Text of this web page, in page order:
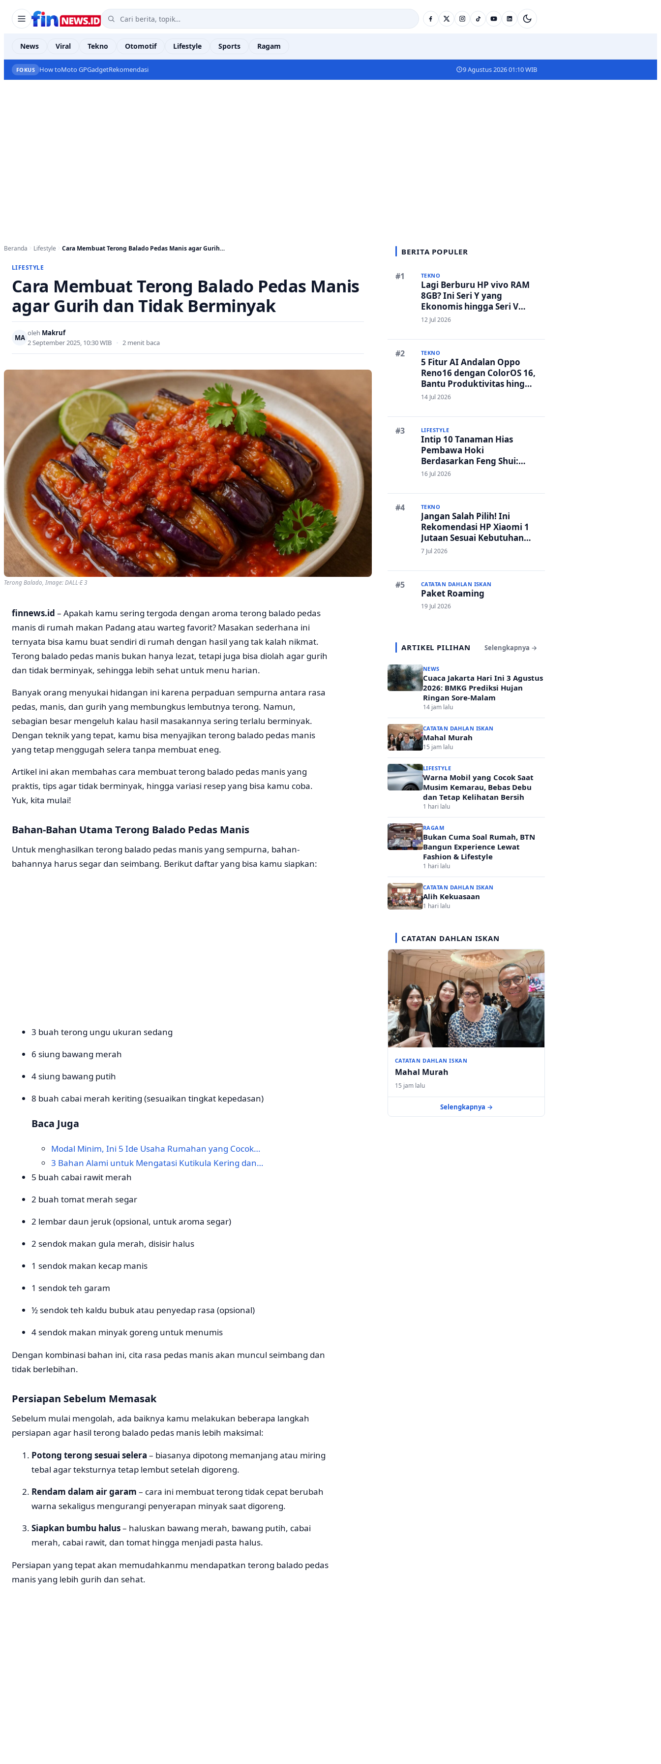
News Viral Tekno Otomotif Lifestyle Sports Ragam
FOKUS How toMoto GPGadgetRekomendasi 9 Agustus 2026 01:10 WIB
Beranda Lifestyle Cara Membuat Terong Balado Pedas Manis agar Gurih…
LIFESTYLE
Cara Membuat Terong Balado Pedas Manis
agar Gurih dan Tidak Berminyak
MA
oleh Makruf
2 September 2025, 10:30 WIB • 2 menit baca
Terong Balado, Image: DALL·E 3
finnews.id – Apakah kamu sering tergoda dengan aroma terong balado pedas
manis di rumah makan Padang atau warteg favorit? Masakan sederhana ini
ternyata bisa kamu buat sendiri di rumah dengan hasil yang tak kalah nikmat.
Terong balado pedas manis bukan hanya lezat, tetapi juga bisa diolah agar gurih
dan tidak berminyak, sehingga lebih sehat untuk menu harian.
Banyak orang menyukai hidangan ini karena perpaduan sempurna antara rasa
pedas, manis, dan gurih yang membungkus lembutnya terong. Namun,
sebagian besar mengeluh kalau hasil masakannya sering terlalu berminyak.
Dengan teknik yang tepat, kamu bisa menyajikan terong balado pedas manis
yang tetap menggugah selera tanpa membuat eneg.
Artikel ini akan membahas cara membuat terong balado pedas manis yang
praktis, tips agar tidak berminyak, hingga variasi resep yang bisa kamu coba.
Yuk, kita mulai!
Bahan-Bahan Utama Terong Balado Pedas Manis
Untuk menghasilkan terong balado pedas manis yang sempurna, bahan-
bahannya harus segar dan seimbang. Berikut daftar yang bisa kamu siapkan:
3 buah terong ungu ukuran sedang
6 siung bawang merah
4 siung bawang putih
8 buah cabai merah keriting (sesuaikan tingkat kepedasan)
Baca Juga
Modal Minim, Ini 5 Ide Usaha Rumahan yang Cocok…
3 Bahan Alami untuk Mengatasi Kutikula Kering dan…
5 buah cabai rawit merah
2 buah tomat merah segar
2 lembar daun jeruk (opsional, untuk aroma segar)
2 sendok makan gula merah, disisir halus
1 sendok makan kecap manis
1 sendok teh garam
½ sendok teh kaldu bubuk atau penyedap rasa (opsional)
4 sendok makan minyak goreng untuk menumis
Dengan kombinasi bahan ini, cita rasa pedas manis akan muncul seimbang dan
tidak berlebihan.
Persiapan Sebelum Memasak
Sebelum mulai mengolah, ada baiknya kamu melakukan beberapa langkah
persiapan agar hasil terong balado pedas manis lebih maksimal:
Potong terong sesuai selera – biasanya dipotong memanjang atau miring
tebal agar teksturnya tetap lembut setelah digoreng.
Rendam dalam air garam – cara ini membuat terong tidak cepat berubah
warna sekaligus mengurangi penyerapan minyak saat digoreng.
Siapkan bumbu halus– haluskan bawang merah, bawang putih, cabai
merah, cabai rawit, dan tomat hingga menjadi pasta halus.
Persiapan yang tepat akan memudahkanmu mendapatkan terong balado pedas
manis yang lebih gurih dan sehat.
BERITA POPULER
TEKNO
Lagi Berburu HP vivo RAM
8GB? Ini Seri Y yang
Ekonomis hingga Seri V
Berstandar Militer!
12 Jul 2026
TEKNO
5 Fitur AI Andalan Oppo
Reno16 dengan ColorOS 16,
Bantu Produktivitas hingga
Edit Foto Lebih Praktis
14 Jul 2026
LIFESTYLE
Intip 10 Tanaman Hias
Pembawa Hoki
Berdasarkan Feng Shui:
Rumah Adem dan Rezeki
16 Jul 2026
TEKNO
Jangan Salah Pilih! Ini
Rekomendasi HP Xiaomi 1
Jutaan Sesuai Kebutuhan
Anda
7 Jul 2026
CATATAN DAHLAN ISKAN
Paket Roaming
19 Jul 2026
ARTIKEL PILIHAN Selengkapnya →
NEWS
Cuaca Jakarta Hari Ini 3 Agustus
2026: BMKG Prediksi Hujan
Ringan Sore-Malam
14 jam lalu
CATATAN DAHLAN ISKAN
Mahal Murah
15 jam lalu
LIFESTYLE
Warna Mobil yang Cocok Saat
Musim Kemarau, Bebas Debu
dan Tetap Kelihatan Bersih
1 hari lalu
RAGAM
Bukan Cuma Soal Rumah, BTN
Bangun Experience Lewat
Fashion & Lifestyle
1 hari lalu
CATATAN DAHLAN ISKAN
Alih Kekuasaan
1 hari lalu
CATATAN DAHLAN ISKAN
CATATAN DAHLAN ISKAN
Mahal Murah
15 jam lalu
Selengkapnya →